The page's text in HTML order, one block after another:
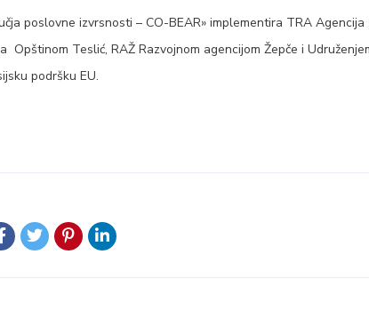
poslovne izvrsnosti – CO-BEAR» implementira TRA Agencija
Opštinom Teslić, RAŽ Razvojnom agencijom Žepče i
podršku EU.